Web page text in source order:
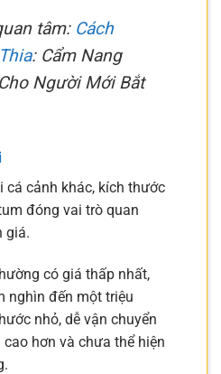
tâm: Cách
: Cẩm Nang
Người Mới Bắt
cá cảnh khác, kích thước
đóng vai trò quan
giá.
có giá thấp nhất,
nghìn đến một triệu
nhỏ, dễ vận chuyển
hơn và chưa thể hiện